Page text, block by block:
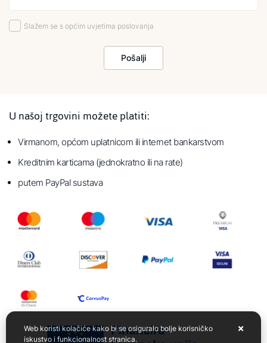
Slažem se s općim uvjetima poslovanja
Pošalji
U našoj trgovini možete platiti:
Virmanom, općom uplatnicom ili internet bankarstvom
Kreditnim karticama (jednokratno ili na rate)
putem PayPal sustava
Web koristi kolačiće kako bi se osiguralo bolje korisničko
iskustvo i funkcionalnost stranica.